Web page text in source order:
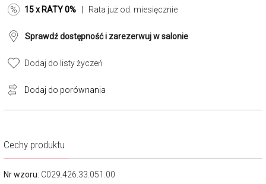
Cechy produktu
Nr wzoru: C029.426.33.051.00
15 x RATY 0% | Rata już od: miesięcznie
Sprawdź dostępność i zarezerwuj w salonie
Dodaj do listy życzeń
Dodaj do porównania